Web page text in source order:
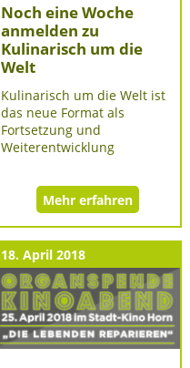
Noch eine Woche
anmelden zu
Kulinarisch um die
Welt
Kulinarisch um die Welt ist
das neue Format als
Fortsetzung und
Weiterentwicklung
Mehr erfahren
18. April 2018